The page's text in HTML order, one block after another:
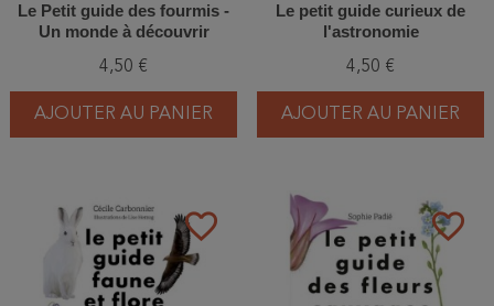
Le Petit guide des fourmis -
Un monde à découvrir
4,50 €
AJOUTER AU PANIER
Le petit guide curieux de
l'astronomie
4,50 €
AJOUTER AU PANIER
favorite_border favorite_border